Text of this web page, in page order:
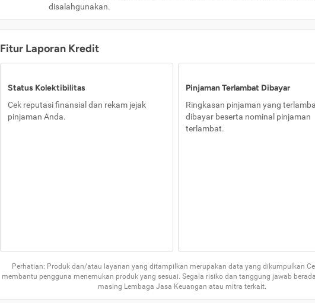
disalahgunakan.
Fitur Laporan Kredit
Status Kolektibilitas
Cek reputasi finansial dan rekam jejak
pinjaman Anda.
Pinjaman Terlambat Dibayar
Ringkasan pinjaman yang
dibayar beserta nominal pinjaman
terlambat.
Perhatian: Produk dan/atau layanan yang ditampilkan merupakan data yang dikumpulkan
membantu pengguna menemukan produk yang sesuai. Segala risiko dan tanggung jawab
masing Lembaga Jasa Keuangan atau mitra terkait.